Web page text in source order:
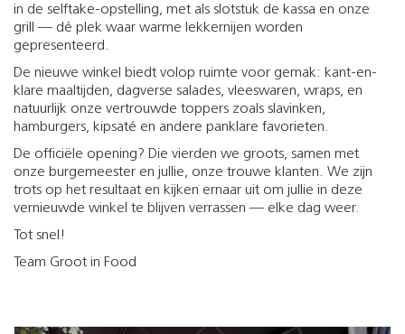
in de selftake-opstelling, met als slotstuk de kassa en onze
grill — dé plek waar warme lekkernijen worden
gepresenteerd.
De nieuwe winkel biedt volop ruimte voor gemak: kant-en-
klare maaltijden, dagverse salades, vleeswaren, wraps, en
natuurlijk onze vertrouwde toppers zoals slavinken,
hamburgers, kipsaté en andere panklare favorieten.
De officiële opening? Die vierden we groots, samen met
onze burgemeester en jullie, onze trouwe klanten. We zijn
trots op het resultaat en kijken ernaar uit om jullie in deze
vernieuwde winkel te blijven verrassen — elke dag weer.
Tot snel!
Team Groot in Food